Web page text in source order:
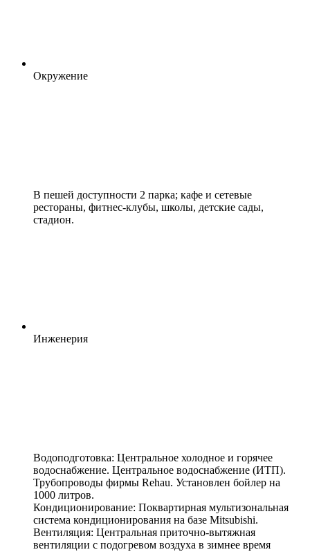
Окружение
В пешей доступности 2 парка; кафе и сетевые
рестораны, фитнес-клубы, школы, детские сады,
стадион.
Инженерия
Водоподготовка: Центральное холодное и горячее
водоснабжение. Центральное водоснабжение (ИТП).
Трубопроводы фирмы Rehau. Установлен бойлер на
1000 литров.
Кондиционирование: Поквартирная мультизональная
система кондиционирования на базе Mitsubishi.
Вентиляция: Центральная приточно-вытяжная
вентиляции с подогревом воздуха в зимнее время